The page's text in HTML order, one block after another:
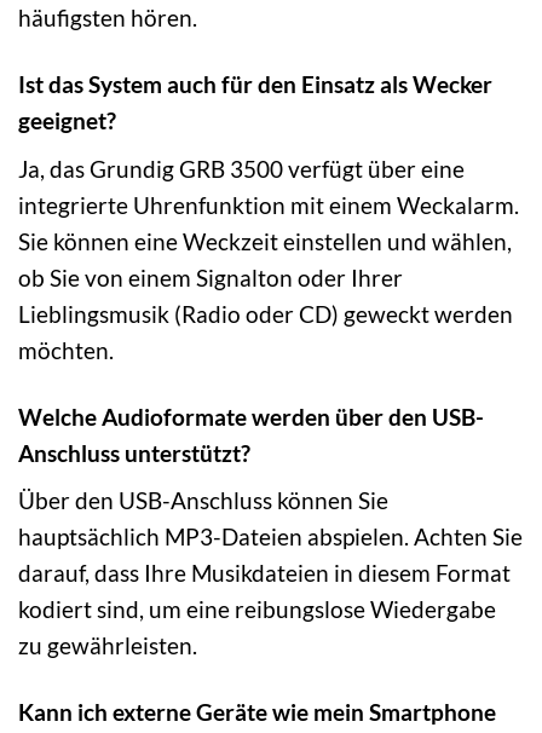
häufigsten hören.
Ist das System auch für den Einsatz als Wecker
geeignet?
Ja, das Grundig GRB 3500 verfügt über eine
integrierte Uhrenfunktion mit einem Weckalarm.
Sie können eine Weckzeit einstellen und wählen,
ob Sie von einem Signalton oder Ihrer
Lieblingsmusik (Radio oder CD) geweckt werden
möchten.
Welche Audioformate werden über den USB-
Anschluss unterstützt?
Über den USB-Anschluss können Sie
hauptsächlich MP3-Dateien abspielen. Achten Sie
darauf, dass Ihre Musikdateien in diesem Format
kodiert sind, um eine reibungslose Wiedergabe
zu gewährleisten.
Kann ich externe Geräte wie mein Smartphone